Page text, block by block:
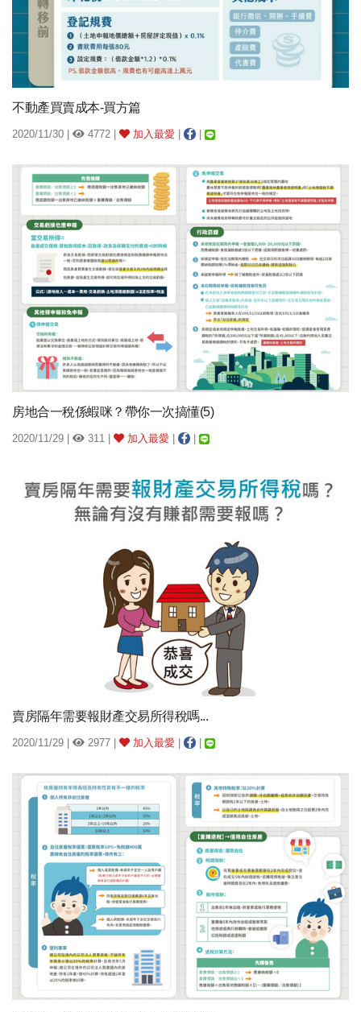
不動產買賣成本-買方篇
2020/11/30 | 4772 | 加入最愛
房地合一稅係蝦咪？帶你一次搞懂(5)
2020/11/29 | 311 | 加入最愛
賣房隔年需要報財產交易所得稅嗎...
2020/11/29 | 2977 | 加入最愛 | |